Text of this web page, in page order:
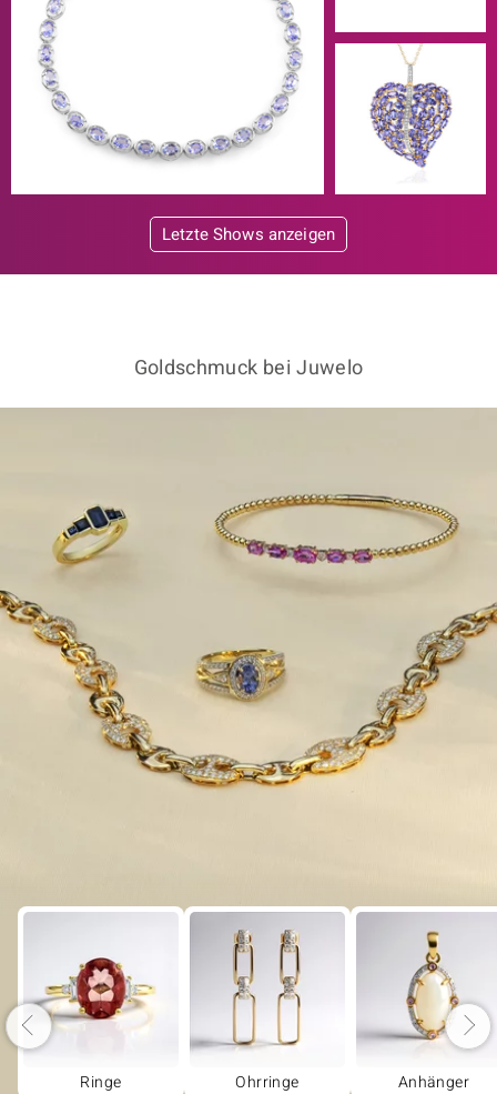
Letzte Shows anzeigen
Goldschmuck bei Juwelo
Ringe Ohrringe Anhänger